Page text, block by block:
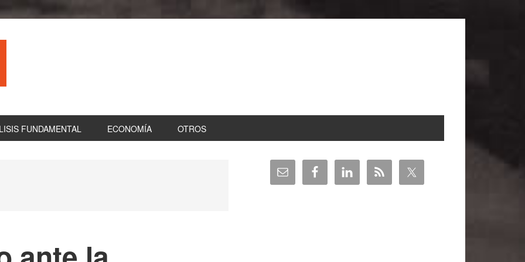
FUNDAMENTAL ECONOMÍA OTROS
Barra
lateral